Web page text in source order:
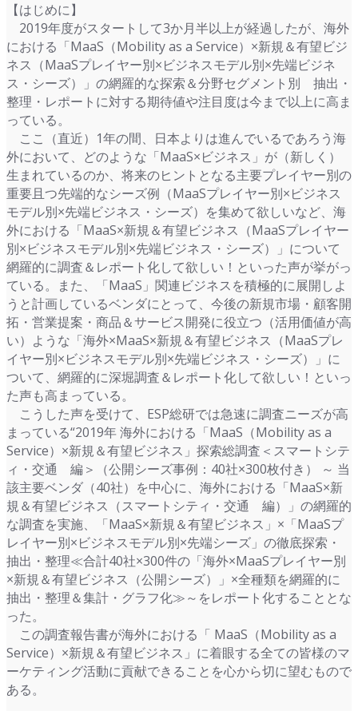
【はじめに】
2019年度がスタートして3か月半以上が経過したが、海外
における「MaaS（Mobility as a Service）×新規＆有望ビジ
ネス（MaaSプレイヤー別×ビジネスモデル別×先端ビジネ
ス・シーズ）」の網羅的な探索＆分野セグメント別 抽出・
整理・レポートに対する期待値や注目度は今まで以上に高ま
っている。
ここ（直近）1年の間、日本よりは進んでいるであろう海
外において、どのような「MaaS×ビジネス」が（新しく）
生まれているのか、将来のヒントとなる主要プレイヤー別の
重要且つ先端的なシーズ例（MaaSプレイヤー別×ビジネス
モデル別×先端ビジネス・シーズ）を集めて欲しいなど、海
外における「MaaS×新規＆有望ビジネス（MaaSプレイヤー
別×ビジネスモデル別×先端ビジネス・シーズ）」について
網羅的に調査＆レポート化して欲しい！といった声が挙がっ
ている。また、「MaaS」関連ビジネスを積極的に展開しよ
うと計画しているベンダにとって、今後の新規市場・顧客開
拓・営業提案・商品＆サービス開発に役立つ（活用価値が高
い）ような「海外×MaaS×新規＆有望ビジネス（MaaSプレ
イヤー別×ビジネスモデル別×先端ビジネス・シーズ）」に
ついて、網羅的に深堀調査＆レポート化して欲しい！といっ
た声も高まっている。
こうした声を受けて、ESP総研では急速に調査ニーズが高
まっている“2019年 海外における「MaaS（Mobility as a
Service）×新規＆有望ビジネス」探索総調査＜スマートシテ
ィ・交通 編＞（公開シーズ事例：40社×300枚付き） ～ 当
該主要ベンダ（40社）を中心に、海外における「MaaS×新
規＆有望ビジネス（スマートシティ・交通 編）」の網羅的
な調査を実施、「MaaS×新規＆有望ビジネス」×「MaaSプ
レイヤー別×ビジネスモデル別×先端シーズ」の徹底探索・
抽出・整理≪合計40社×300件の「海外×MaaSプレイヤー別
×新規＆有望ビジネス（公開シーズ）」×全種類を網羅的に
抽出・整理＆集計・グラフ化≫～をレポート化することとな
った。
この調査報告書が海外における「 MaaS（Mobility as a
Service）×新規＆有望ビジネス」に着眼する全ての皆様のマ
ーケティング活動に貢献できることを心から切に望むもので
ある。